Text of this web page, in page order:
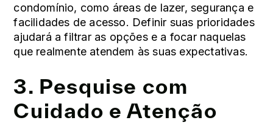
condomínio, como áreas de lazer, segurança e
facilidades de acesso. Definir suas prioridades
ajudará a filtrar as opções e a focar naquelas
que realmente atendem às suas expectativas.
3. Pesquise com
Cuidado e Atenção